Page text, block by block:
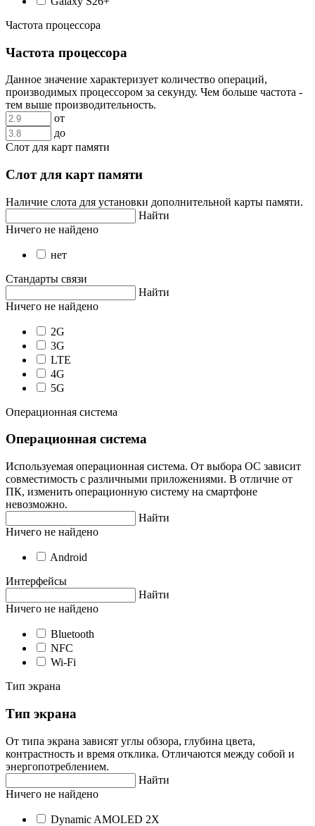
Частота процессора
Частота процессора
Данное значение характеризует количество операций,
производимых процессором за секунду. Чем больше частота -
тем выше производительность.
от
до
Слот для карт памяти
Слот для карт памяти
Наличие слота для установки дополнительной карты памяти.
Найти
Ничего не найдено
нет
Стандарты связи
Найти
Ничего не найдено
2G
3G
LTE
4G
5G
Операционная система
Операционная система
Используемая операционная система. От выбора ОС зависит
совместимость с различными приложениями. В отличие от
ПК, изменить операционную систему на смартфоне
невозможно.
Найти
Ничего не найдено
Android
Интерфейсы
Найти
Ничего не найдено
Bluetooth
NFC
Wi-Fi
Тип экрана
Тип экрана
От типа экрана зависят углы обзора, глубина цвета,
контрастность и время отклика. Отличаются между собой и
энергопотреблением.
Найти
Ничего не найдено
Dynamic AMOLED 2X